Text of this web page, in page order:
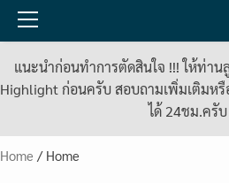
Primary
แนะนำก่อนทำการตัดสินใจ !!! ให้ท่าน
Highlight ก่อนครับ สอบถามเพิ่มเติมหรื
ได้ 24ชม.ครับ
Home / Home